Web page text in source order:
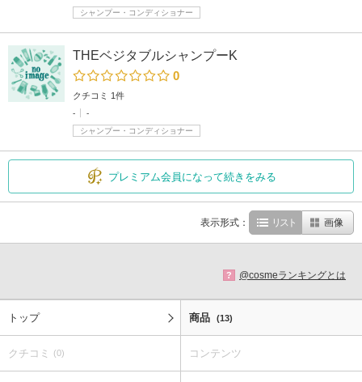
シャンプー・コンディショナー
THEベジタブルシャンプーK
0
クチコミ 1件
-
-
シャンプー・コンディショナー
プレミアム会員になって続きをみる
表示形式： リスト 画像
? @cosmeランキングとは
トップ 商品 (13)
クチコミ (0) コンテンツ